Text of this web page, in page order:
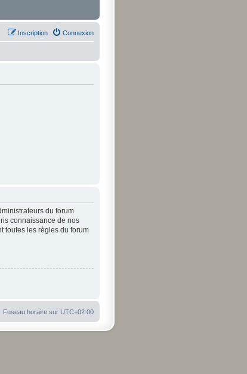
Connexion
Inscription
du forum
connaissance de nos
toutes les règles du forum
Fuseau horaire sur UTC+02:00